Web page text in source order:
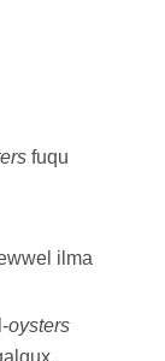
fuqu
ilma
oysters